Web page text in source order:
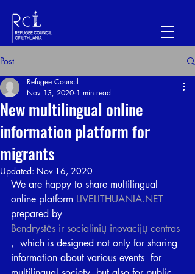
Post
New multilingual online
information platform for
migrants
Refugee Council
Nov 13, 2020 1 min read
Updated: Nov 16, 2020
We are happy to share multilingual
online platform LIVELITHUANIA.NET
prepared by
Bendrystės ir socialinių inovacijų centras
,  which is designed not only for sharing
information about various events  for